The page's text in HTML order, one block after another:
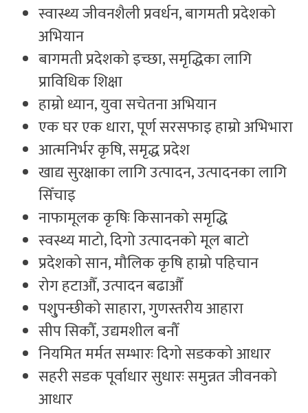
स्वास्थ्य जीवनशैली प्रवर्धन, बागमती प्रदेशको
अभियान
बागमती प्रदेशको इच्छा, समृद्धिका लागि
प्राविधिक शिक्षा
हाम्रो ध्यान, युवा सचेतना अभियान
एक घर एक धारा, पूर्ण सरसफाइ हाम्रो अभिभारा
आत्मनिर्भर कृषि, समृद्ध प्रदेश
खाद्य सुरक्षाका लागि उत्पादन, उत्पादनका लागि
सिँचाइ
नाफामूलक कृषिः किसानको समृद्धि
स्वस्थ्य माटो, दिगो उत्पादनको मूल बाटो
प्रदेशको सान, मौलिक कृषि हाम्रो पहिचान
रोग हटाऔँ, उत्पादन बढाऔँ
पशु्पन्छीको साहारा, गुणस्तरीय आहारा
सीप सिकौँ, उद्यमशील बनौँ
नियमित मर्मत सम्भारः दिगो सडकको आधार
सहरी सडक पूर्वाधार सुधारः समुन्नत जीवनको
आधार